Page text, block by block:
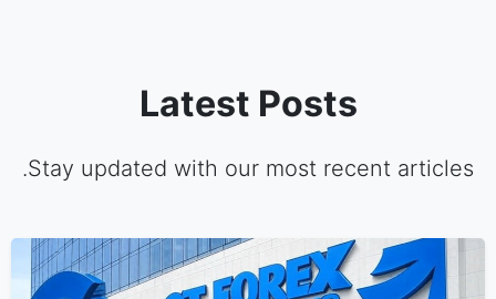
Latest Posts
Stay updated with our most recent articles.